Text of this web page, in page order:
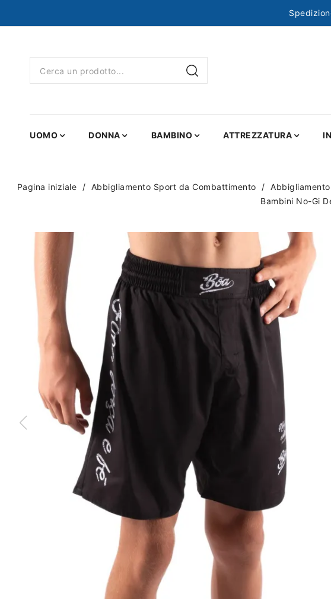
UOMO DONNA BAMBINO ATTREZZATURA
Pagina iniziale Abbigliamento Sport da Combattimento
Bambini No-Gi